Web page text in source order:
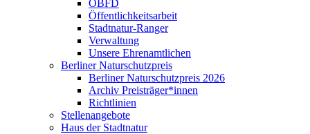
ÖBFD
Öffentlichkeitsarbeit
Stadtnatur-Ranger
Verwaltung
Unsere Ehrenamtlichen
Berliner Naturschutzpreis
Berliner Naturschutzpreis 2026
Archiv Preisträger*innen
Richtlinien
Stellenangebote
Haus der Stadtnatur